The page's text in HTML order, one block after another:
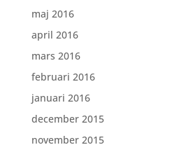
maj 2016
april 2016
mars 2016
februari 2016
januari 2016
december 2015
november 2015